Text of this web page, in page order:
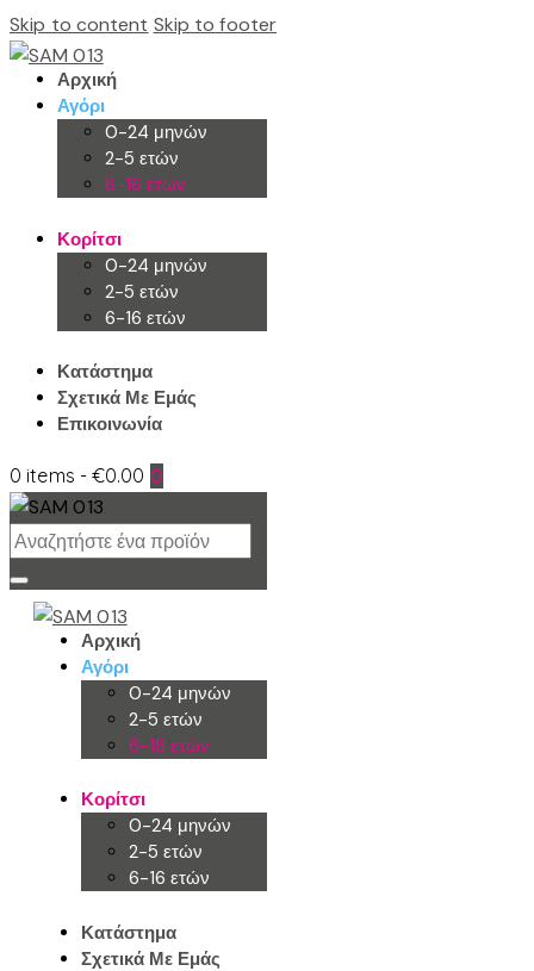
Skip to content Skip to footer
Αρχική
Αγόρι
0-24 μηνών
2-5 ετών
6-16 ετών
Κορίτσι
0-24 μηνών
2-5 ετών
6-16 ετών
Κατάστημα
Σχετικά Με Εμάς
Επικοινωνία
0 items -€0.00 0
Αρχική
Αγόρι
0-24 μηνών
2-5 ετών
6-16 ετών
Κορίτσι
0-24 μηνών
2-5 ετών
6-16 ετών
Κατάστημα
Σχετικά Με Εμάς